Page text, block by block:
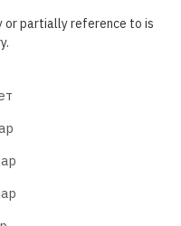
partially reference to is